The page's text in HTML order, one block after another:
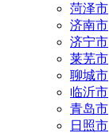
菏泽市
济南市
济宁市
莱芜市
聊城市
临沂市
青岛市
日照市